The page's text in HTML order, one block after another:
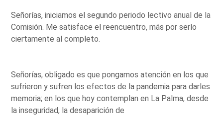
Señorías, iniciamos el segundo periodo lectivo anual de la
Comisión. Me satisface el reencuentro, más por serlo
ciertamente al completo.
Señorías, obligado es que pongamos atención en los que
sufrieron y sufren los efectos de la pandemia para darles
memoria; en los que hoy contemplan en La Palma, desde
la inseguridad, la desaparición de